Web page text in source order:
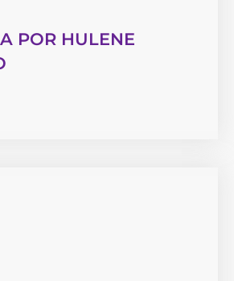
POR HULENE